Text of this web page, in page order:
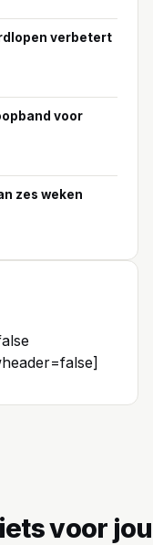
verbetert
voor
zes weken
voor jou